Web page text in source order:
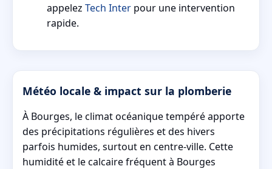
appelez Tech Inter pour une intervention
rapide.
Météo locale & impact sur la plomberie
À Bourges, le climat océanique tempéré apporte
des précipitations régulières et des hivers
parfois humides, surtout en centre-ville. Cette
humidité et le calcaire fréquent à Bourges